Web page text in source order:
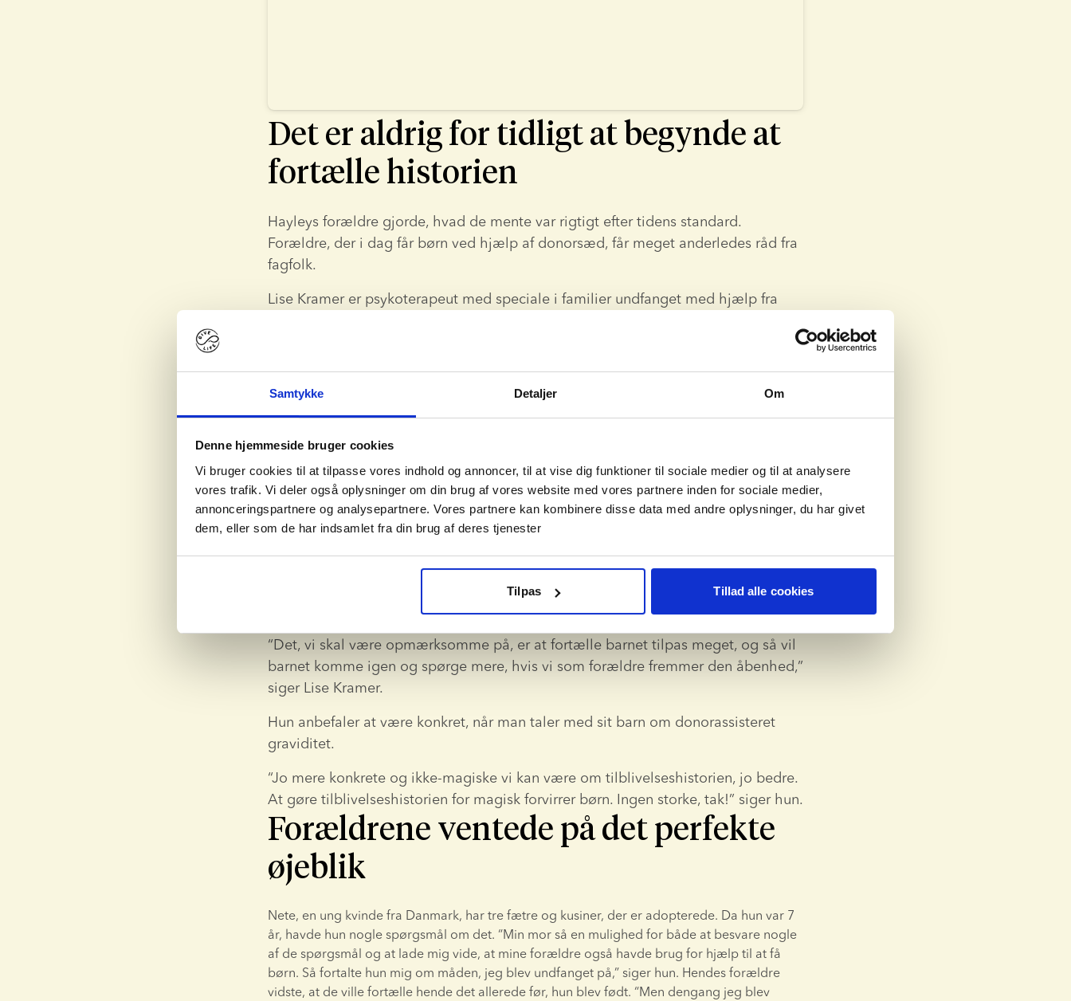
Samtykke Detaljer Om
Denne hjemmeside bruger cookies
Vi bruger cookies til at tilpasse vores indhold og annoncer, til at vise dig funktioner til sociale medier og til at analysere
vores trafik. Vi deler også oplysninger om din brug af vores website med vores partnere inden for sociale medier,
annonceringspartnere og analysepartnere. Vores partnere kan kombinere disse data med andre oplysninger, du har givet
dem, eller som de har indsamlet fra din brug af deres tjenester
Tilpas Tillad alle cookies
Det er aldrig for tidligt at begynde at
fortælle historien
Hayleys forældre gjorde, hvad de mente var rigtigt efter tidens standard.
Forældre, der i dag får børn ved hjælp af donorsæd, får meget anderledes råd fra
fagfolk.
Lise Kramer er psykoterapeut med speciale i familier undfanget med hjælp fra
Du skal naturligvis tage hensyn til barnets alder og hvor meget det kan forstå.
Læs vores fulde guide om, hvordan du kan tale med dit barn om donorassisteret
graviditet uanset alder.
Det er meget usundt at have hemmeligheder i familier.
Det, som børn ikke ved, vil skade dem.
// Lise Kramer
Og efterhånden som barnet vokser op, kan det få nye spørgsmål.
“Det, vi skal være opmærksomme på, er at fortælle barnet tilpas meget, og så vil
barnet komme igen og spørge mere, hvis vi som forældre fremmer den åbenhed,”
siger Lise Kramer.
Hun anbefaler at være konkret, når man taler med sit barn om donorassisteret
graviditet.
“Jo mere konkrete og ikke-magiske vi kan være om tilblivelseshistorien, jo bedre.
At gøre tilblivelseshistorien for magisk forvirrer børn. Ingen storke, tak!” siger hun.
Forældrene ventede på det perfekte
øjeblik
Nete, en ung kvinde fra Danmark, har tre fætre og kusiner, der er adopterede. Da hun var 7
år, havde hun nogle spørgsmål om det. “Min mor så en mulighed for både at besvare nogle
af de spørgsmål og at lade mig vide, at mine forældre også havde brug for hjælp til at få
børn. Så fortalte hun mig om måden, jeg blev undfanget på,” siger hun. Hendes forældre
vidste, at de ville fortælle hende det allerede før, hun blev født. “Men dengang jeg blev